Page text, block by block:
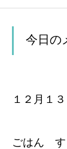
今日の
１２月１３
ごはん す